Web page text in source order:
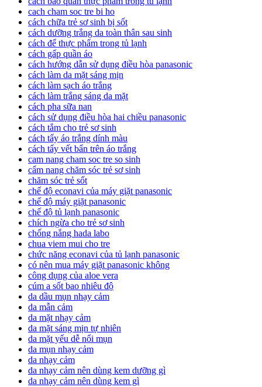
cach cham soc tre bi ho
cách chữa trẻ sơ sinh bị sốt
cách dưỡng trắng da toàn thân sau sinh
cách để thực phẩm trong tủ lạnh
cách gấp quần áo
cách hướng dẫn sử dụng điều hòa panasonic
cách làm da mặt sáng mịn
cách làm sạch áo trắng
cách làm trắng sáng da mặt
cách pha sữa nan
cách sử dụng điều hòa hai chiều panasonic
cách tắm cho trẻ sơ sinh
cách tẩy áo trắng dính màu
cách tẩy vết bẩn trên áo trắng
cam nang cham soc tre so sinh
cẩm nang chăm sóc trẻ sơ sinh
chăm sóc trẻ sốt
chế độ econavi của máy giặt panasonic
chế độ máy giặt panasonic
chế độ tủ lạnh panasonic
chích ngừa cho trẻ sơ sinh
chống nắng hada labo
chua viem mui cho tre
chức năng econavi của tủ lạnh panasonic
có nên mua máy giặt panasonic không
công dụng của aloe vera
cúm a sốt bao nhiêu độ
da dầu mụn nhạy cảm
da mẫn cảm
da mặt nhạy cảm
da mặt sáng mịn tự nhiên
da mặt yếu dễ nổi mụn
da mụn nhạy cảm
da nhạy cảm
da nhạy cảm nên dùng kem dưỡng gì
da nhạy cảm nên dùng kem gì